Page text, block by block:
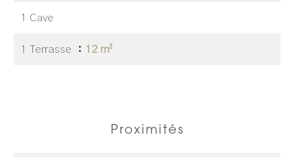
1 Cave
1 Terrasse 12 m²
Proximités